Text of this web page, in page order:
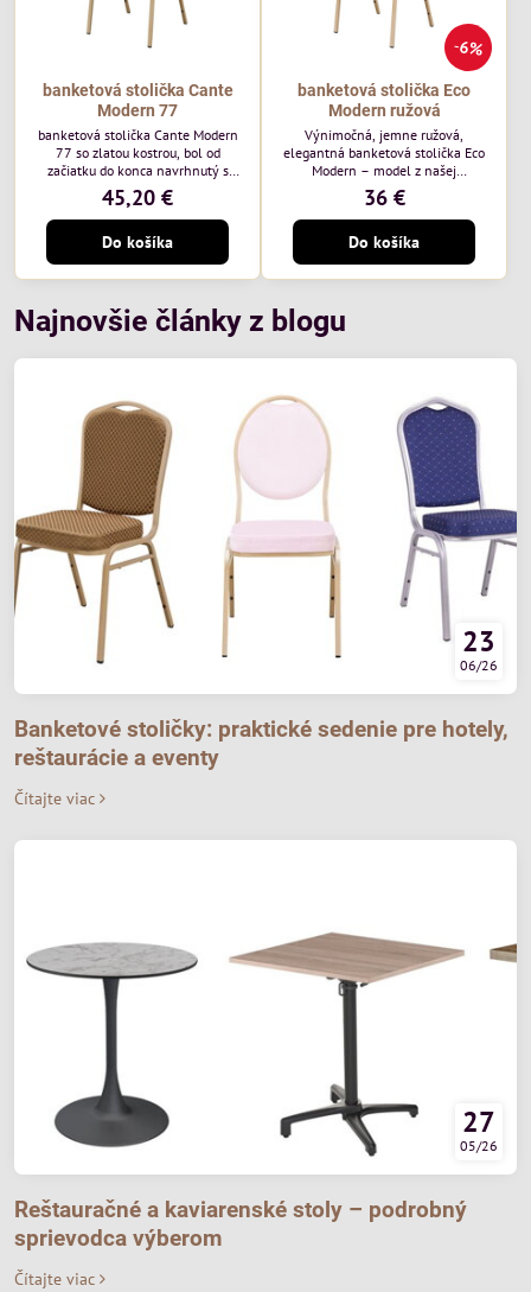
banketová stolička Cante
Modern 77
banketová stolička Cante Modern
77 so zlatou kostrou, bol od
začiatku do konca navrhnutý s
ohľadom na elegantné a
sofistikované priestory pre
pohostinstvá. Má zlatý rám a
čalúnenie Moss 07 od poľskej
značky Davis – béžová farba s
mäkkým povrchom je ideálna do
kombinuje klasický dizajn s
modernou funkčnosťou. Je odolná,
45,20 €
Do košíka
6%
banketová stolička Eco
Modern ružová
Výnimočná, jemne ružová,
elegantná banketová stolička Eco
Modern – model z našej
ekonomicky výhodnej rady. Táto
nová verzia je ešte lepšie
prispôsobená potrebám moderných
pohostinských priestorov, ako sú
hotely a reštaurácie. Medzi jej
charakteristické znaky patrí
gramážou 210 g/m2, odolný
oceľový rám, stohovateľný až 19
36 €
Do košíka
Najnovšie články z blogu
23
06/26
Banketové stoličky: praktické sedenie pre hotely,
reštaurácie a eventy
Čítajte viac
27
05/26
Reštauračné a kaviarenské stoly – podrobný
sprievodca výberom
Čítajte viac